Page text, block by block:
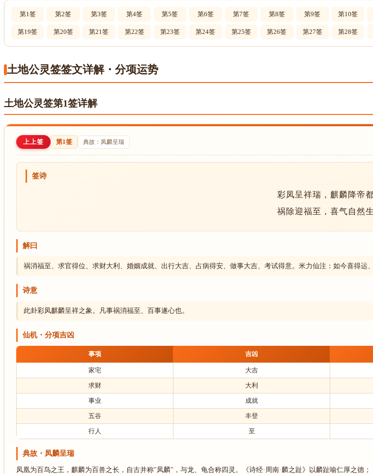
第1签 第2签 第3签 第4签 第5签 第6签 第7签 第8签 第9签 第10签
第19签 第20签 第21签 第22签 第23签 第24签 第25签 第26签 第27签 第28签
土地公灵签签文详解・分项运势
土地公灵签第1签详解
上上签 第1签 典故：凤麟呈瑞
签诗
彩凤呈祥瑞，麒麟降帝都
祸除迎福至，喜气自然生
解曰
祸消福至、求官得位、求财大利、婚姻成就、出行大吉、占病得安、做事大吉、考试得意。米力仙注：如今喜得运
诗意
此卦彩凤麒麟呈祥之象。凡事祸消福至、百事遂心也。
仙机・分项吉凶
事项 吉凶
家宅 大吉
求财 大利
事业 成就
五谷 丰登
行人 至
典故・凤麟呈瑞
凤凰为百鸟之王，麒麟为百兽之长，自古并称"凤麟"，与龙、龟合称四灵。《诗经·周南·麟之趾》以麟趾喻仁厚之